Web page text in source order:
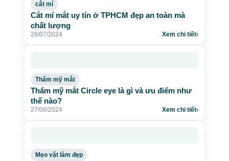
cắt mí
Cắt mí mắt uy tín ở TPHCM đẹp an toàn mà
chất lượng
26/07/2024 Xem chi tiết›
Thẩm mỹ mắt
Thẩm mỹ mắt Circle eye là gì và ưu điểm như
thế nào?
27/06/2024 Xem chi tiết›
Mẹo vặt làm đẹp